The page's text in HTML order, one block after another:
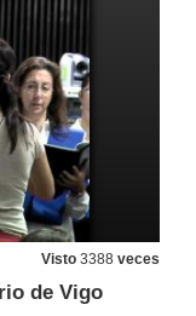
Visto 3388 veces
de Vigo